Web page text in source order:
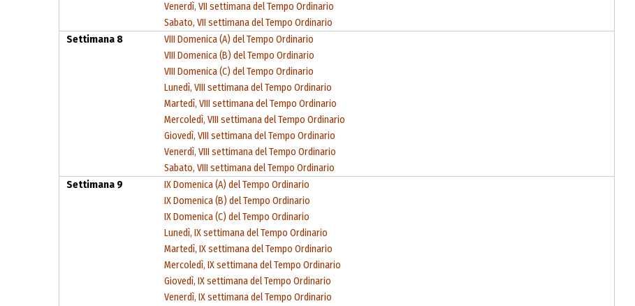
Venerdì, VII settimana del Tempo Ordinario
Sabato, VII settimana del Tempo Ordinario
Settimana 8
VIII Domenica (A) del Tempo Ordinario
VIII Domenica (B) del Tempo Ordinario
VIII Domenica (C) del Tempo Ordinario
Lunedì, VIII settimana del Tempo Ordinario
Martedì, VIII settimana del Tempo Ordinario
Mercoledì, VIII settimana del Tempo Ordinario
Giovedì, VIII settimana del Tempo Ordinario
Venerdì, VIII settimana del Tempo Ordinario
Sabato, VIII settimana del Tempo Ordinario
Settimana 9
IX Domenica (A) del Tempo Ordinario
IX Domenica (B) del Tempo Ordinario
IX Domenica (C) del Tempo Ordinario
Lunedì, IX settimana del Tempo Ordinario
Martedì, IX settimana del Tempo Ordinario
Mercoledì, IX settimana del Tempo Ordinario
Giovedì, IX settimana del Tempo Ordinario
Venerdì, IX settimana del Tempo Ordinario